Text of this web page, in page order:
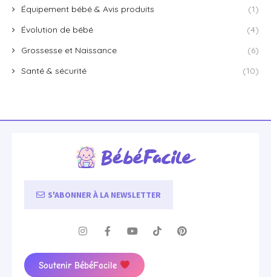
Équipement bébé & Avis produits
(1)
Évolution de bébé
(4)
Grossesse et Naissance
(6)
Santé & sécurité
(10)
S'ABONNER À LA NEWSLETTER
Soutenir BébéFacile